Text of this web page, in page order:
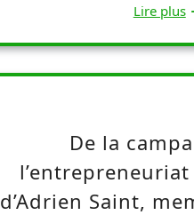
Lire plus
De la
l’entrepreneuriat
d’Adrien Saint,